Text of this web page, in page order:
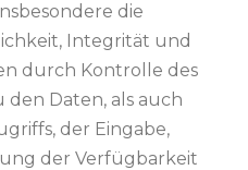
die
Integrität und
durch Kontrolle des
den Daten, als auch
der Eingabe,
der Verfügbarkeit